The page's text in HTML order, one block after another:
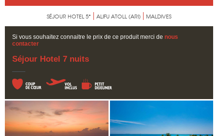
SÉJOUR HOTEL 5* ALIFU ATOLL (ARI) MALDIVES
Si vous souhaitez connaitre le prix de ce produit merci de nous
contacter
Séjour Hotel 7 nuits